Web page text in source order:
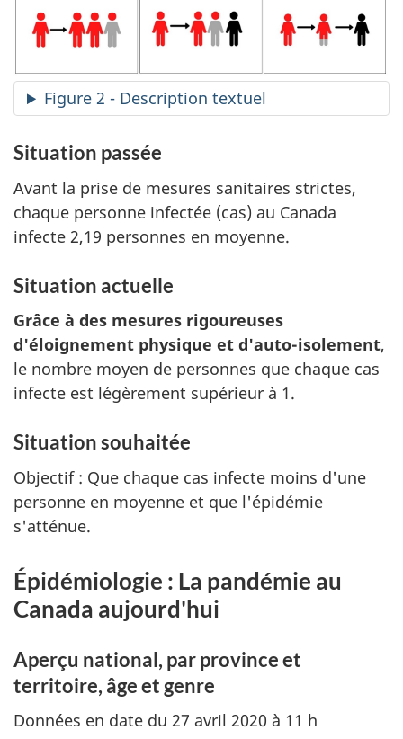
Figure 2 - Description textuel
Situation passée
Avant la prise de mesures sanitaires strictes,
chaque personne infectée (cas) au Canada
infecte 2,19 personnes en moyenne.
Situation actuelle
Grâce à des mesures rigoureuses
d'éloignement physique et d'auto-isolement,
le nombre moyen de personnes que chaque cas
infecte est légèrement supérieur à 1.
Situation souhaitée
Objectif : Que chaque cas infecte moins d'une
personne en moyenne et que l'épidémie
s'atténue.
Épidémiologie : La pandémie au
Canada aujourd'hui
Aperçu national, par province et
territoire, âge et genre
Données en date du 27 avril 2020 à 11 h